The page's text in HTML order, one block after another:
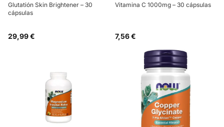
Glutatión Skin Brightener – 30
cápsulas
29,99 €
Vitamina C 1000mg – 30 cápsulas
7,56 €